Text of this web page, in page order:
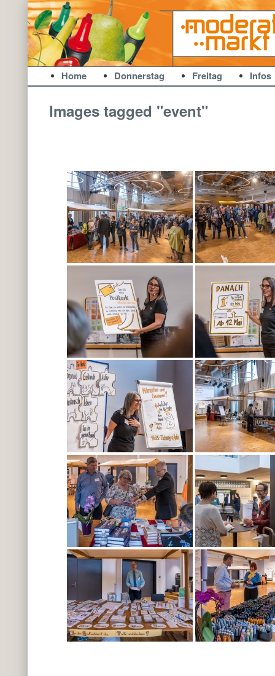
ModerationsMarkt
Zum Inhalt wechseln
Zum sekundären Inhalt wechseln
Home Donnerstag Freitag Infos
Images tagged "event"